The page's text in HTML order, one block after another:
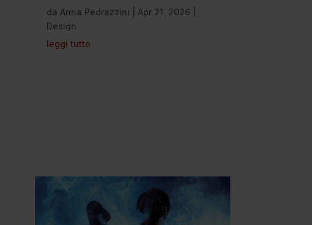
da Anna Pedrazzini Apr 21, 2026
Design
leggi tutto